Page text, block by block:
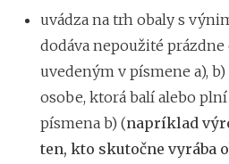
uvádza na trh obaly s
dodáva nepoužité prázdne
uvedeným v písmene a), b)
osobe, ktorá balí alebo
písmena b) (napríklad
ten, kto skutočne vyrába